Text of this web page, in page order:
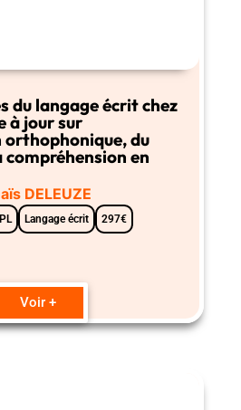
du langage écrit chez
à jour sur
orthophonique, du
compréhension en
DELEUZE
Langage écrit 297€
Voir +